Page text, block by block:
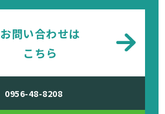
お問い合わせは
こちら
0956-48-8208